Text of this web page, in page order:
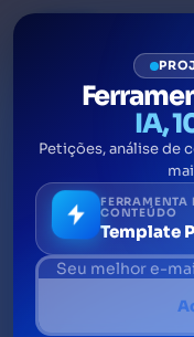
Um
liderar
No seu livro
Ram Charan
dividida em
IA,
Petições, análise de
FERRAMENTA
CONTEÚDO
Template